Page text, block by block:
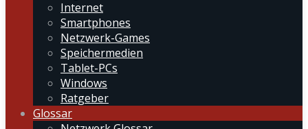
Internet
Smartphones
Netzwerk-Games
Speichermedien
Tablet-PCs
Windows
Ratgeber
Glossar